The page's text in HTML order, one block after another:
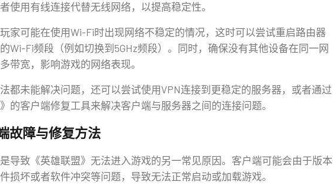
使用有线连接代替无线网络，以提高稳定性。
家可能在使用Wi-Fi时出现网络不稳定的情况，这时可以尝试重启路由器
Wi-Fi频段（例如切换到5GHz频段）。同时，确保没有其他设备在同一网
带宽，影响游戏的网络表现。
都未能解决问题，还可以尝试使用VPN连接到更稳定的服务器，或者通过
》的客户端修复工具来解决客户端与服务器之间的连接问题。
故障与修复方法
导致《英雄联盟》无法进入游戏的另一常见原因。客户端可能会由于版本
损坏或者软件冲突等问题，导致无法正常启动或加载游戏。